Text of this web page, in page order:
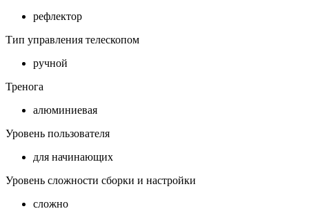
рефлектор
Тип управления телескопом
ручной
Тренога
алюминиевая
Уровень пользователя
для начинающих
Уровень сложности сборки и настройки
сложно